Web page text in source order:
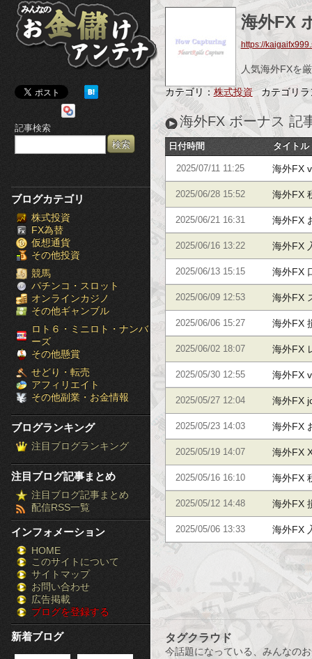
み
ん
な
の
お
金
儲
け
ア
ン
テ
ナ
［ブ
ロ
グ
ラ
ン
キ
ン
グ］-
株
競
馬
パ
記事検索
ブログカテゴリ
株式投資
FX為替
仮想通貨
その他投資
競馬
パチンコ・スロット
オンラインカジノ
その他ギャンブル
ロト６・ミニロト・ナンバ
ーズ
その他懸賞
せどり・転売
アフィリエイト
その他副業・お金情報
ブログランキング
注目ブログランキング
注目ブログ記事まとめ
注目ブログ記事まとめ
配信RSS一覧
インフォメーション
HOME
このサイトについて
サイトマップ
お問い合わせ
広告掲載
ブログを登録する
新着ブログ
海外FX
https://
人気海外FXを
カテゴリ： 株式投資 カテゴリ
海外FX ボーナス 記
日付時間 タイトル
2025/07/11 11:25 海外FX
2025/06/28 15:52 海外FX
2025/06/21 16:31 海外FX
2025/06/16 13:22 海外FX
2025/06/13 15:15 海外FX
2025/06/09 12:53 海外FX
2025/06/06 15:27 海外FX
2025/06/02 18:07 海外FX
2025/05/30 12:55 海外FX
2025/05/27 12:04 海外FX
2025/05/23 14:03 海外FX
2025/05/19 14:07 海外FX
2025/05/16 16:10 海外FX
2025/05/12 14:48 海外FX
2025/05/06 13:33 海外FX
タグクラウド
今話題になっている、みんなの